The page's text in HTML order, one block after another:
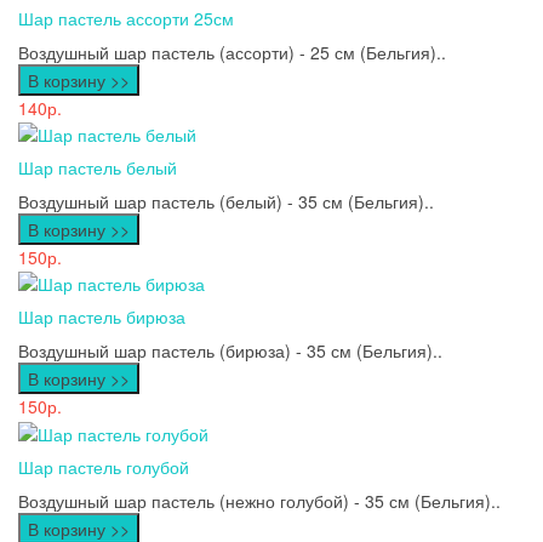
Шар пастель ассорти 25см
Воздушный шар пастель (ассорти) - 25 см (Бельгия)..
В корзину >>
140р.
Шар пастель белый
Воздушный шар пастель (белый) - 35 см (Бельгия)..
В корзину >>
150р.
Шар пастель бирюза
Воздушный шар пастель (бирюза) - 35 см (Бельгия)..
В корзину >>
150р.
Шар пастель голубой
Воздушный шар пастель (нежно голубой) - 35 см (Бельгия)..
В корзину >>